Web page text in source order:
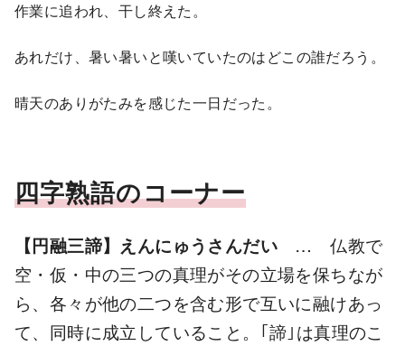
作業に追われ、干し終えた。
あれだけ、暑い暑いと嘆いていたのはどこの誰だろう。
晴天のありがたみを感じた一日だった。
四字熟語のコーナー
【円融三諦】えんにゅうさんだい … 仏教で
空・仮・中の三つの真理がその立場を保ちなが
ら、各々が他の二つを含む形で互いに融けあっ
て、同時に成立していること。｢諦｣は真理のこ